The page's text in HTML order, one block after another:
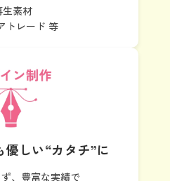
生素材
トレード 等
優しい“カタチ”に
ず、豊富な実績で